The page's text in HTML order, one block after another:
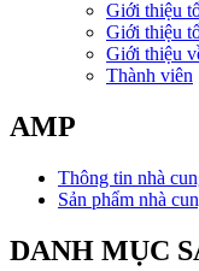
Giới thiệu
Giới thiệu
Giới thiệu
Thành viên
AMP
Thông tin nhà
Sản phẩm nhà
DANH MỤC